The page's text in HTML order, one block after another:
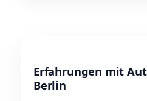
Erfahrungen mit
Berlin